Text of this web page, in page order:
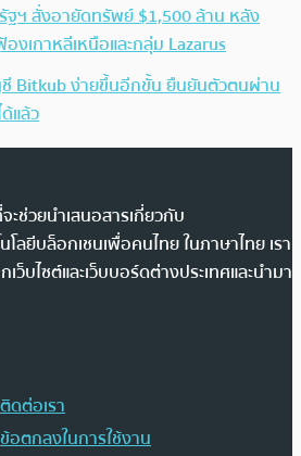
ฐฯ สั่งอายัดทรัพย์ $1,500 ล้าน หลัง
งเกาหลีเหนือและกลุ่ม Lazarus
Bitkub ง่ายขึ้นอีกขั้น ยืนยันตัวตนผ่าน
แล้ว
ช่วยนำเสนอสารเกี่ยวกับ
โลยีบล็อกเชนเพื่อคนไทย ในภาษาไทย เรา
บไซต์และเว็บบอร์ดต่างประเทศและนำมา
ติดต่อเรา
ข้อตกลงในการใช้งาน